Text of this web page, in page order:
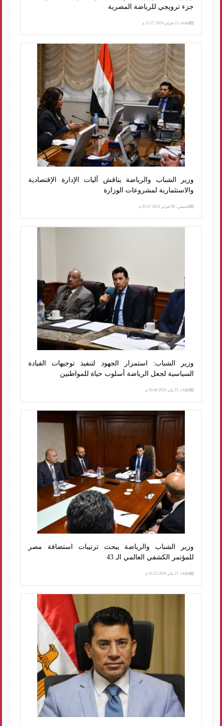
جزء ترويجي للرياضة المصرية
الثلاثاء، 13 فبراير 2024 11:27 م
وزير الشباب والرياضة يناقش آليات الإدارة الإقتصادية
والاستثمارية لمشروعات الوزارة
الخميس، 08 فبراير 2024 01:47 م
وزير الشباب: استمرار الجهود لتنفيذ توجيهات القيادة
السياسية لجعل الرياضة أسلوب حياة للمواطنين
الثلاثاء، 23 يناير 2024 03:46 م
وزير الشباب والرياضة يبحث ترتيبات استضافة مصر
للمؤتمر الكشفي العالمي الـ 43
الثلاثاء، 23 يناير 2024 01:25 م